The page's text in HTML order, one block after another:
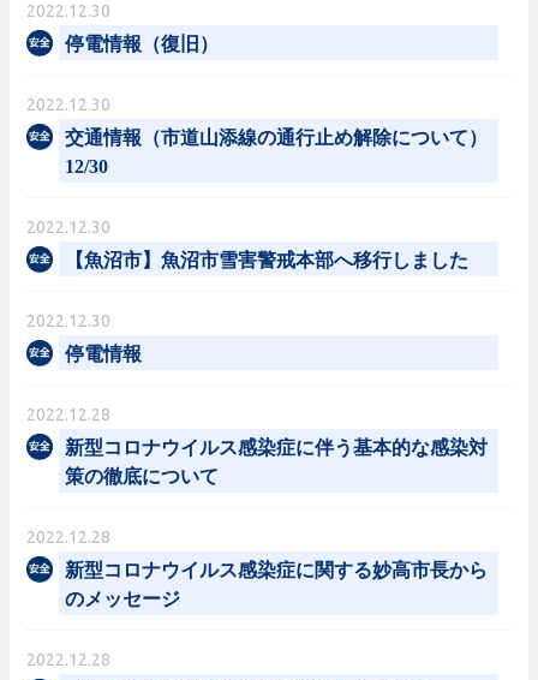
2022.12.30
停電情報（復旧）
2022.12.30
交通情報（市道山添線の通行止め解除について）
12/30
2022.12.30
【魚沼市】魚沼市雪害警戒本部へ移行しました
2022.12.30
停電情報
2022.12.28
新型コロナウイルス感染症に伴う基本的な感染対
策の徹底について
2022.12.28
新型コロナウイルス感染症に関する妙高市長から
のメッセージ
2022.12.28